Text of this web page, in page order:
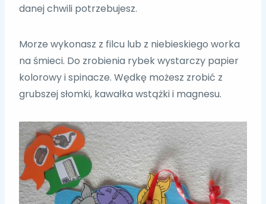
danej chwili potrzebujesz.
Morze wykonasz z filcu lub z niebieskiego worka
na śmieci. Do zrobienia rybek wystarczy papier
kolorowy i spinacze. Wędkę możesz zrobić z
grubszej słomki, kawałka wstążki i magnesu.